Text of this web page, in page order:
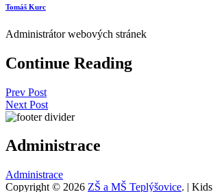
Tomáš Kurc
Administrátor webových stránek
Continue Reading
Prev Post
Next Post
Administrace
Administrace
Copyright © 2026 ZŠ a MŠ Teplýšovice. | Kids